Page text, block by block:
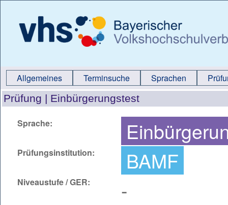
Allgemeines Terminsuche Sprachen
Prüfung | Einbürgerungstest
Sprache:
Prüfungsinstitution: BAMF
Niveaustufe / GER: -